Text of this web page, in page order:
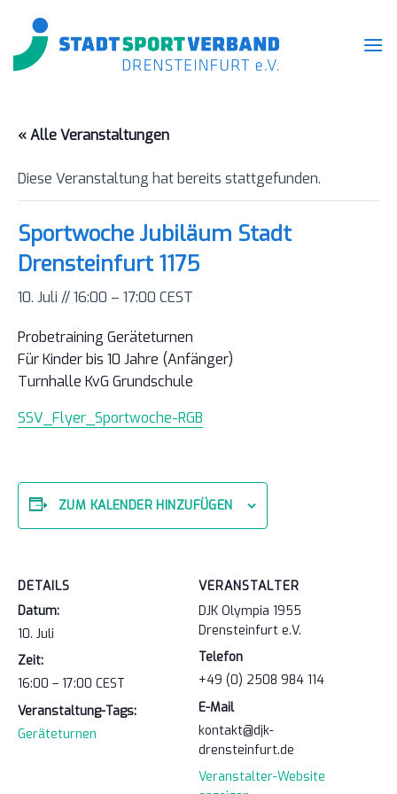
Inhalt
springen
« Alle Veranstaltungen
Diese Veranstaltung hat bereits stattgefunden.
Sportwoche Jubiläum Stadt
Drensteinfurt 1175
10. Juli // 16:00 – 17:00 CEST
Probetraining Geräteturnen
Für Kinder bis 10 Jahre (Anfänger)
Turnhalle KvG Grundschule
SSV_Flyer_Sportwoche-RGB
ZUM KALENDER HINZUFÜGEN
DETAILS
Datum:
10. Juli
Zeit:
16:00 – 17:00 CEST
Veranstaltung-Tags:
Geräteturnen
VERANSTALTER
DJK Olympia 1955
Drensteinfurt e.V.
Telefon
+49 (0) 2508 984 114
E-Mail
kontakt@djk-
drensteinfurt.de
Veranstalter-Website